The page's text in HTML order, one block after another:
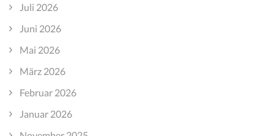
Juli 2026
Juni 2026
Mai 2026
März 2026
Februar 2026
Januar 2026